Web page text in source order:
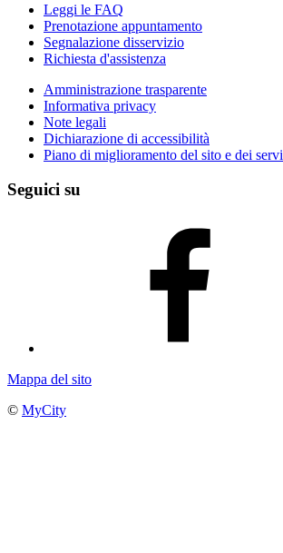
Leggi le FAQ
Prenotazione appuntamento
Segnalazione disservizio
Richiesta d'assistenza
Amministrazione trasparente
Informativa privacy
Note legali
Dichiarazione di accessibilità
Piano di miglioramento del sito e dei
Seguici su
Mappa del sito
© MyCity